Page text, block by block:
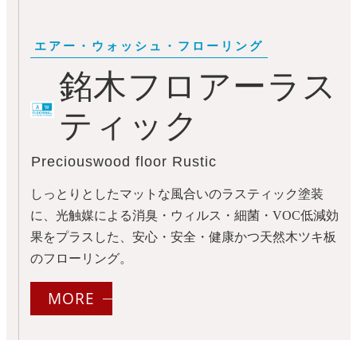
銘木フロアーラス
ティック
Preciouswood floor Rustic
しっとりとしたマットな風合いのラスティック塗装
に、光触媒による消臭・ウィルス・細菌・VOC低減効
果をプラスした、安心・安全・健康かつ天然木ツキ板
のフローリング。
MORE